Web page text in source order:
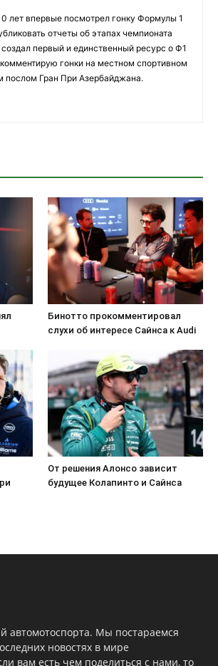
лет впервые посмотрел гонку Формулы 1
отчеты об этапах чемпионата
первый и единственный ресурс о Ф1
гонки на местном спортивном
послом Гран При Азербайджана.
Бинотто прокомментировал
слухи об интересе Сайнса к Audi
От решения Алонсо зависит
будущее Колапинто и Сайнса
автомотоспорта. Мы постараемся
новостях в мире
вам есть чем поделиться с нами, то